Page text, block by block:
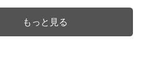
もっと見る